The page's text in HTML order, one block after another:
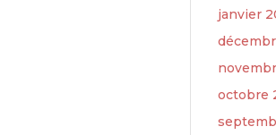
janvier
octobre